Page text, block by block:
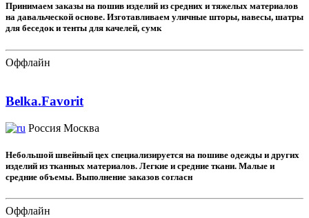
Принимаем заказы на пошив изделий из средних и тяжелых материалов
на давальческой основе. Изготавливаем уличные шторы, навесы, шатры
для беседок и тенты для качелей, сумк
Оффлайн
Belka.Favorit
Россия Москва
Небольшой швейный цех специализируется на пошиве одежды и других
изделий из тканных материалов. Легкие и средние ткани. Малые и
средние объемы. Выполнение заказов согласн
Оффлайн